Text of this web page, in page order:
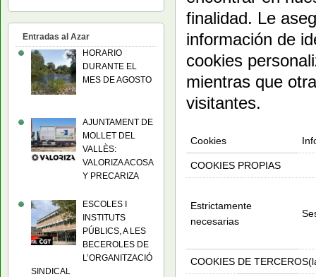
finalidad. Le
información de
cookies
mientras que
visitantes.
Cookies
COOKIES PROPIAS
Estrictamente
necesarias
COOKIES DE
Entradas al Azar
HORARIO
DURANTE EL
MES DE AGOSTO
AJUNTAMENT DE
MOLLET DEL
VALLÈS:
VALORIZA ACOSA
Y PRECARIZA
ESCOLES I
INSTITUTS
PÚBLICS, A LES
BECEROLES DE
L’ORGANITZACIÓ
SINDICAL